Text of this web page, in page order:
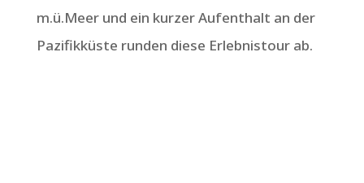
m.ü.Meer und ein kurzer Aufenthalt an der
Pazifikküste runden diese Erlebnistour ab.